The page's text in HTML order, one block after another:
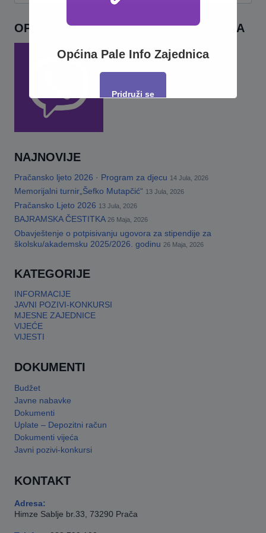
OPĆINA PALE INFO – VIBER ZAJEDNICA
NAJNOVIJE
Pračansko ljeto 2026 · Program za djecu 14 Jula, 2026
Memorijalni turnir„Šefko Mutapčić“ 13 Jula, 2026
Pračansko Ljeto 2026 13 Jula, 2026
BAJRAMSKA ČESTITKA 26 Maja, 2026
Obavještenje o potpisivanju ugovora za stipendije za
školsku/akademsku 2025/2026. godinu 26 Maja, 2026
KATEGORIJE
INFORMACIJE
JAVNI POZIVI-KONKURSI
MJESNE ZAJEDNICE
VIJEĆE
VIJESTI
DOKUMENTI
Budžet
Javne nabavke
Dokumenti
Uplate – Depozitni račun
Dokumenti vijeća
Javni pozivi-konkursi
KONTAKT
Adresa:
Himze Sablje br.33, 73290 Prača
Općina Pale Info Zajednica
Pridruži se
This will close in